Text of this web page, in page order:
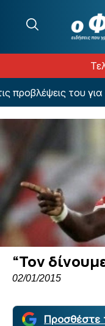
του για
“Τον
02/01/2015
Προσθέστε